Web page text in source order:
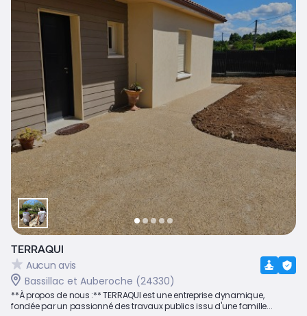
TERRAQUI
Aucun avis
Bassillac et Auberoche (24330)
**À propos de nous :** TERRAQUI est une entreprise dynamique,
fondée par un passionné des travaux publics issu d'une famille...